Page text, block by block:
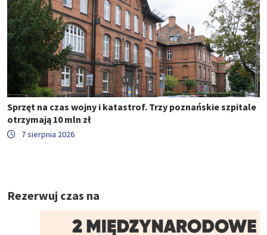
Sprzęt na czas wojny i katastrof. Trzy poznańskie szpitale
otrzymają 10 mln zł
7 sierpnia 2026
Rezerwuj czas na